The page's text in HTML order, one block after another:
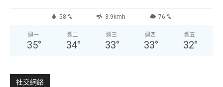
58 % 3.9kmh 76 %
週一
35°
週二
34°
週三
33°
週四
33°
週五
32°
社交網絡